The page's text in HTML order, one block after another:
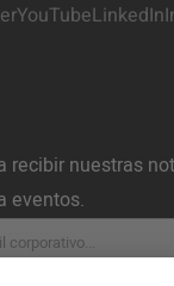
YouTubeLinkedIn
recibir nuestras
eventos.